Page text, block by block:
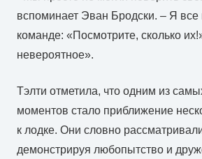
вспоминает Эван Бродски. – Я все
команде: «Посмотрите, сколько
невероятное».
Тэлти отметила, что одним из
моментов стало приближение
к лодке. Они словно
демонстрируя любопытство и